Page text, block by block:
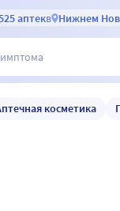
аптекв Нижнем
косметика